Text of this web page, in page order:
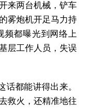
来两台机械，铲车
雾炮机开足马力持
频都曝光到网络上
层工作人员，失误
话都能讲得出来。
救火，还精准地往